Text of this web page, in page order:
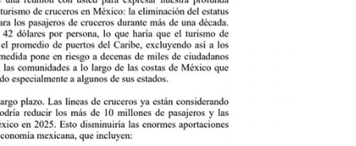
Francisco Alejandro Leyva Aguilar
En Bucerías; Aseguran Armas Y “poncha Llantas”
Sobre Nuevo Vertedero En Tepatitlán
Una “Casa De Día” Renovada
De Análisis Para La Conservación Del Estero El Salado
En Acuerdos Para Ampliar La Formación Clínica De Estudiantes